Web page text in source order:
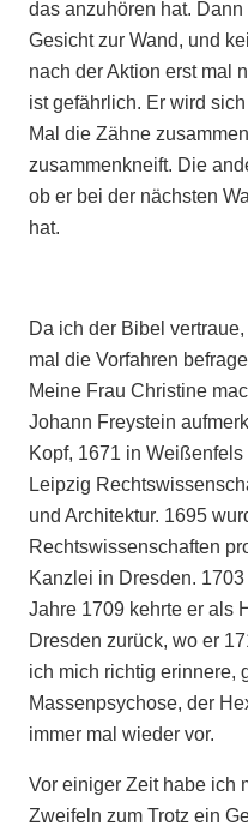
das anzuhören hat.
Gesicht zur Wand, und
nach der Aktion erst mal
ist gefährlich. Er wird
Mal die Zähne
zusammenkneift. Die
ob er bei der nächsten
hat.
Da ich der Bibel
mal die Vorfahren
Meine Frau Christine
Johann Freystein
Kopf, 1671 in
Leipzig
und Architektur. 1695
Rechtswissenschaften
Kanzlei in Dresden.
Jahre 1709 kehrte er als
Dresden zurück, wo er
ich mich richtig erinnere,
Massenpsychose, der
immer mal wieder vor.
Vor einiger Zeit habe ich
Zweifeln zum Trotz ein